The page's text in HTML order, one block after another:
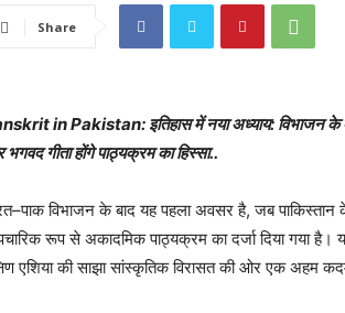
Share
in Pakistan: इतिहास में नया अध्याय: विभाजन के
गीता होंगे पाठ्यक्रम का हिस्सा..
विभाजन के बाद यह पहला अवसर है, जब पाकिस्तान
रूप से अकादमिक पाठ्यक्रम का दर्जा दिया गया है।
एशिया की साझा सांस्कृतिक विरासत की ओर एक अहम